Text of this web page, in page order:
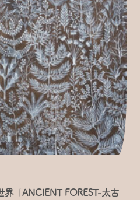
界「ANCIENT FOREST-太古